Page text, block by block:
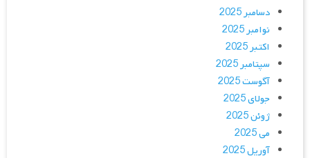
دسامبر 2025
نوامبر 2025
اکتبر 2025
سپتامبر 2025
آگوست 2025
جولای 2025
ژوئن 2025
می 2025
آوریل 2025